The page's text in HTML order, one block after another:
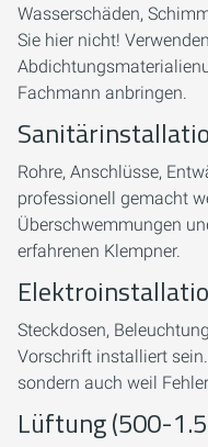
Wasserschäden,
Sie hier nicht!
Fachmann anbringen.
Rohre, Anschlüsse,
professionell gemacht
Überschwemmungen
erfahrenen Klempner.
Steckdosen,
Vorschrift installiert
sondern auch weil
Lüftung (500-